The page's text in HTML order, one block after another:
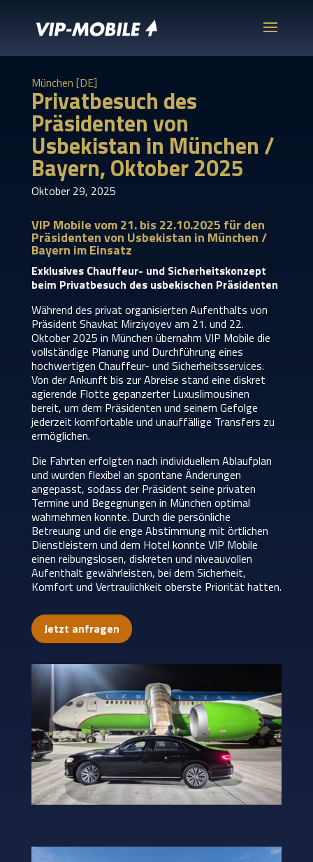
München [DE]
Privatbesuch des
Präsidenten von
Usbekistan in München /
Bayern, Oktober 2025
Oktober 29, 2025
VIP Mobile vom 21. bis 22.10.2025 für den
Präsidenten von Usbekistan in München /
Bayern im Einsatz
Exklusives Chauffeur- und Sicherheitskonzept
beim Privatbesuch des usbekischen Präsidenten
Während des privat organisierten Aufenthalts von
Präsident Shavkat Mirziyoyev am 21. und 22.
Oktober 2025 in München übernahm VIP Mobile die
vollständige Planung und Durchführung eines
hochwertigen Chauffeur- und Sicherheitsservices.
Von der Ankunft bis zur Abreise stand eine diskret
agierende Flotte gepanzerter Luxuslimousinen
bereit, um dem Präsidenten und seinem Gefolge
jederzeit komfortable und unauffällige Transfers zu
ermöglichen.
Die Fahrten erfolgten nach individuellem Ablaufplan
und wurden flexibel an spontane Änderungen
angepasst, sodass der Präsident seine privaten
Termine und Begegnungen in München optimal
wahrnehmen konnte. Durch die persönliche
Betreuung und die enge Abstimmung mit örtlichen
Dienstleistern und dem Hotel konnte VIP Mobile
einen reibungslosen, diskreten und niveauvollen
Aufenthalt gewährleisten, bei dem Sicherheit,
Komfort und Vertraulichkeit oberste Priorität hatten.
Jetzt anfragen